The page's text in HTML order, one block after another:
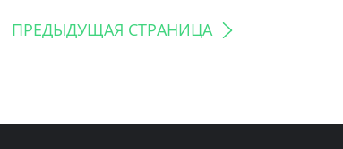
ПРЕДЫДУЩАЯ СТРАНИЦА